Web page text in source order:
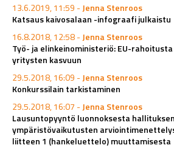
13.6.2019, 11:59 -Jenna Stenroos
Katsaus kaivosalaan -infograafi julkaistu
16.8.2018, 12:58 -Jenna Stenroos
Työ- ja elinkeinoministeriö: EU-
yritysten kasvuun
29.5.2018, 16:09 -Jenna Stenroos
Konkurssilain tarkistaminen
29.5.2018, 16:07 -Jenna Stenroos
Lausuntopyyntö luonnoksesta
ympäristövaikutusten
liitteen 1 (hankeluettelo) muuttamisesta